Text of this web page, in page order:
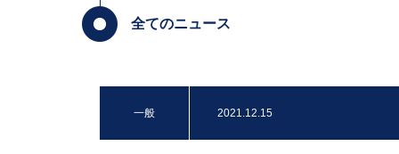
全てのニュース
一般 2021.12.15